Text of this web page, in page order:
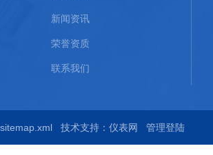
新闻资讯
荣誉资质
联系我们
sitemap.xml 技术支持： 仪表网 管理登陆